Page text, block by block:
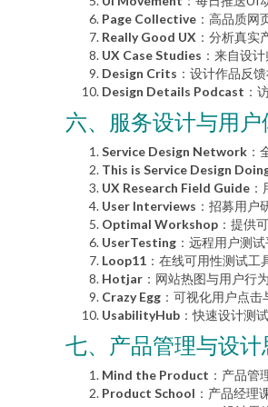
Page Collective ：高品质网
Really Good UX ：分析真实
UX Case Studies ：来自设
Design Crits ：设计作品反
Design Details Podcast ：
六、服务设计与用
Service Design Network ：
This is Service Design
UX Research Field Guide
User Interviews ：招募用户
Optimal Workshop ：提供
UserTesting ：远程用户测
Loop11 ：在线可用性测试工
Hotjar ：网站热图与用户行
Crazy Egg ：可视化用户点击
UsabilityHub ：快速设计测
七、产品管理与设计
Mind the Product ：产品管
Product School ：产品经理